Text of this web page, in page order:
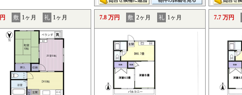
敷 1ヶ月 礼 1ヶ月 7.8 万円 敷 2ヶ月 礼 1ヶ月 7.7 万円